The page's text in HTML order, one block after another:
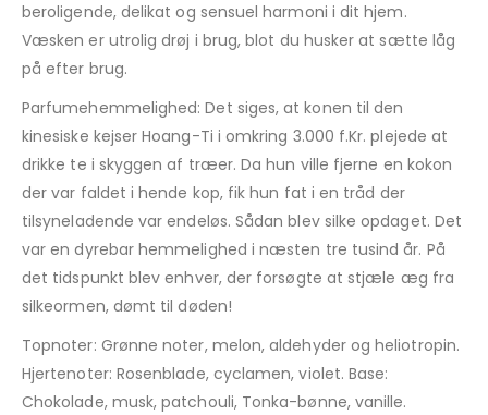
beroligende, delikat og sensuel harmoni i dit hjem.
Væsken er utrolig drøj i brug, blot du husker at sætte låg
på efter brug.
Parfumehemmelighed:Det siges, at konen til den
kinesiske kejser Hoang-Ti i omkring 3.000 f.Kr. plejede at
drikke te i skyggen af ​​træer. Da hun ville fjerne en kokon
der var faldet i hende kop, fik hun fat i en tråd der
tilsyneladende var endeløs. Sådan blev silke opdaget. Det
var en dyrebar hemmelighed i næsten tre tusind år. På
det tidspunkt blev enhver, der forsøgte at stjæle æg fra
silkeormen, dømt til døden!
Topnoter: Grønne noter, melon, aldehyder og heliotropin.
Hjertenoter: Rosenblade, cyclamen, violet. Base:
Chokolade, musk, patchouli, Tonka-bønne, vanille.